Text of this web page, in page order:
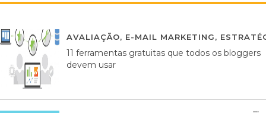
AVALIAÇÃO, E-MAIL MARKETING,
11 ferramentas gratuitas que todos os bloggers
devem usar